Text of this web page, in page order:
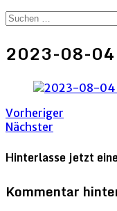
Suchen
2023-08-04
Vorheriger
Nächster
Hinterlasse jetzt
Kommentar